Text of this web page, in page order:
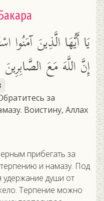
يَا أَيُّهَا الَّذِينَ آمَنُوا
إِنَّ اللَّهَ مَعَ الصَّابِرِينَ
за
Воистину, Аллах
прибегать за
и намазу. Под
удержание души от
Терпение можно